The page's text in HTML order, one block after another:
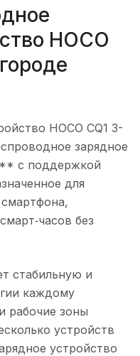
HOCO
HOCO CQ1 3-
зарядное
с поддержкой
для
без
стабильную и
каждому
рабочие зоны
устройств
устройство